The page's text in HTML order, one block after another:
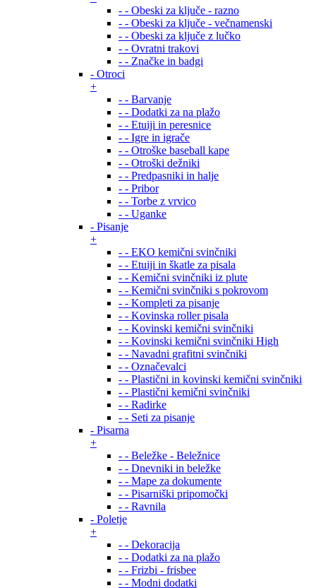
- - Obeski za ključe - razno
- - Obeski za ključe - večnamenski
- - Obeski za ključe z lučko
- - Ovratni trakovi
- - Značke in badgi
- Otroci
+
- - Barvanje
- - Dodatki za na plažo
- - Etuiji in peresnice
- - Igre in igrače
- - Otroške baseball kape
- - Otroški dežniki
- - Predpasniki in halje
- - Pribor
- - Torbe z vrvico
- - Uganke
- Pisanje
+
- - EKO kemični svinčniki
- - Etuiji in škatle za pisala
- - Kemični svinčniki iz plute
- - Kemični svinčniki s pokrovom
- - Kompleti za pisanje
- - Kovinska roller pisala
- - Kovinski kemični svinčniki
- - Kovinski kemični svinčniki High
- - Navadni grafitni svinčniki
- - Označevalci
- - Plastični in kovinski kemični svinčniki
- - Plastični kemični svinčniki
- - Radirke
- - Seti za pisanje
- Pisarna
+
- - Beležke - Beležnice
- - Dnevniki in beležke
- - Mape za dokumente
- - Pisarniški pripomočki
- - Ravnila
- Poletje
+
- - Dekoracija
- - Dodatki za na plažo
- - Frizbi - frisbee
- - Modni dodatki